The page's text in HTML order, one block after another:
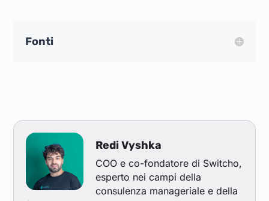
Fonti
Redi Vyshka
COO e co-fondatore di Switcho,
esperto nei campi della
consulenza manageriale e della